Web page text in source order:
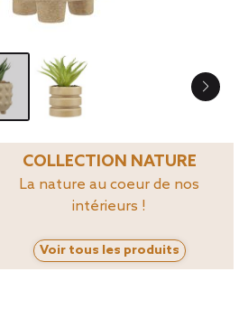
COLLECTION NATURE
La nature au coeur de nos
intérieurs !
Voir tous les produits